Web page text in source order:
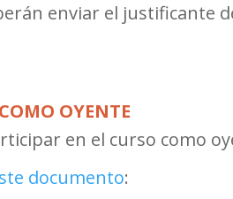
enviar el justificante
OYENTE
en el curso como
documento: